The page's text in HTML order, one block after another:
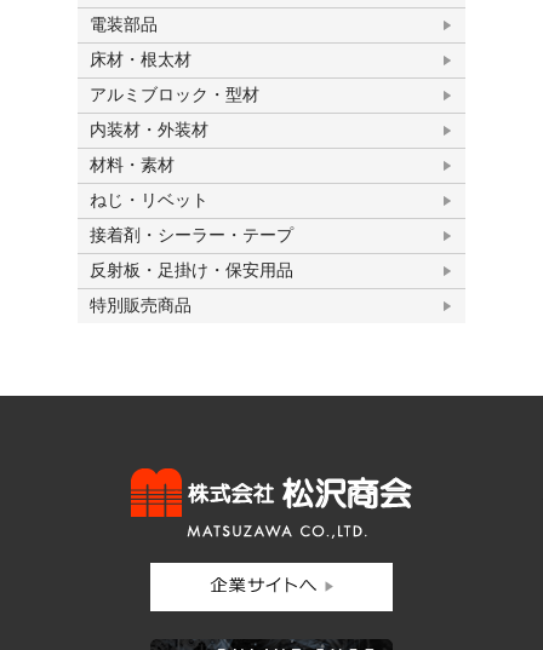
電装部品
床材・根太材
アルミブロック・型材
内装材・外装材
材料・素材
ねじ・リベット
接着剤・シーラー・テープ
反射板・足掛け・保安用品
特別販売商品